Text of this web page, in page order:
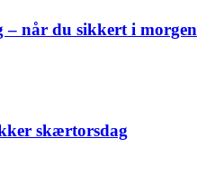
– når du sikkert i morgen
skærtorsdag